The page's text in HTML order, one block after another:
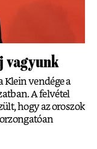
vagyunk
Klein vendége a
A felvétel
hogy az oroszok